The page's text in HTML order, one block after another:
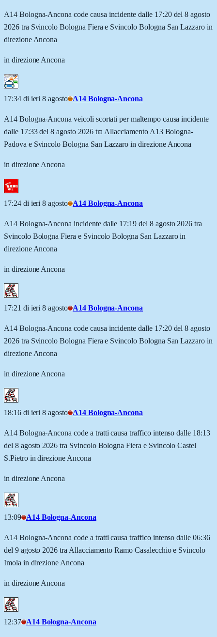
A14 Bologna-Ancona code causa incidente dalle 17:20 del 8 agosto
2026 tra Svincolo Bologna Fiera e Svincolo Bologna San Lazzaro in
direzione Ancona
in direzione Ancona
17:34 di ieri 8 agosto A14 Bologna-Ancona
A14 Bologna-Ancona veicoli scortati per maltempo causa incidente
dalle 17:33 del 8 agosto 2026 tra Allacciamento A13 Bologna-
Padova e Svincolo Bologna San Lazzaro in direzione Ancona
in direzione Ancona
17:24 di ieri 8 agosto A14 Bologna-Ancona
A14 Bologna-Ancona incidente dalle 17:19 del 8 agosto 2026 tra
Svincolo Bologna Fiera e Svincolo Bologna San Lazzaro in
direzione Ancona
in direzione Ancona
17:21 di ieri 8 agosto A14 Bologna-Ancona
A14 Bologna-Ancona code causa incidente dalle 17:20 del 8 agosto
2026 tra Svincolo Bologna Fiera e Svincolo Bologna San Lazzaro in
direzione Ancona
in direzione Ancona
18:16 di ieri 8 agosto A14 Bologna-Ancona
A14 Bologna-Ancona code a tratti causa traffico intenso dalle 18:13
del 8 agosto 2026 tra Svincolo Bologna Fiera e Svincolo Castel
S.Pietro in direzione Ancona
in direzione Ancona
13:09 A14 Bologna-Ancona
A14 Bologna-Ancona code a tratti causa traffico intenso dalle 06:36
del 9 agosto 2026 tra Allacciamento Ramo Casalecchio e Svincolo
Imola in direzione Ancona
in direzione Ancona
12:37 A14 Bologna-Ancona